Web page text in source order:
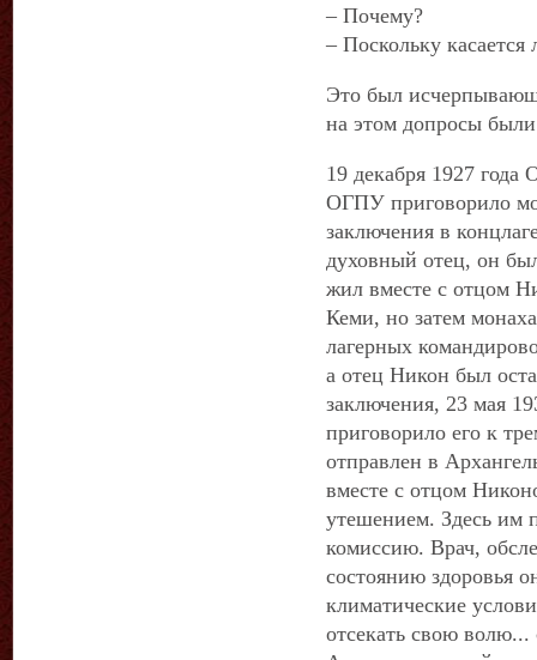
– Почему?
– Поскольку
Это был
на этом допросы
19 декабря 1927
ОГПУ приговорило
заключения в
духовный отец, он
жил вместе с отцом
Кеми, но затем
лагерных
а отец Никон был
заключения, 23 мая
приговорило его к
отправлен в
вместе с отцом
утешением. Здесь им
комиссию. Врач,
состоянию здоровья
климатические
отсекать свою волю...